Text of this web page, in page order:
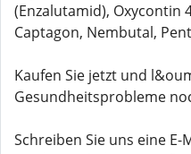
(Enzalutamid), Oxycontin
Captagon, Nembutal,
Kaufen Sie jetzt und
Gesundheitsprobleme
Schreiben Sie uns eine E-